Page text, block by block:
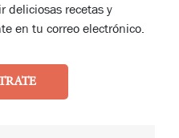
deliciosas recetas y
en tu correo electrónico.